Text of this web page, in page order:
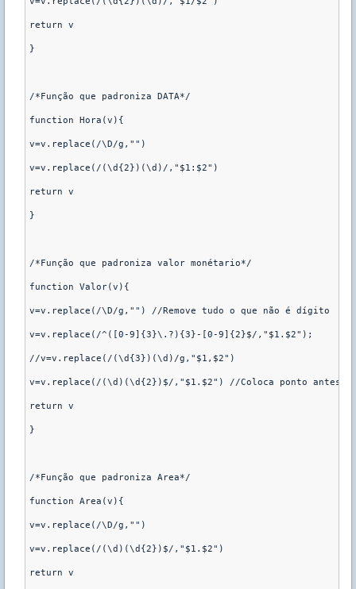
return v
}
/*Função que padroniza DATA*/
function Hora(v){
v=v.replace(/\D/g,"")
v=v.replace(/(\d{2})(\d)/,"$1:$2")
return v
}
/*Função que padroniza valor monétario*/
function Valor(v){
v=v.replace(/\D/g,"") //Remove tudo o que não é dígito
v=v.replace(/^([0-9]{3}\.?){3}-[0-9]{2}$/,"$1.$2");
//v=v.replace(/(\d{3})(\d)/g,"$1,$2")
v=v.replace(/(\d)(\d{2})$/,"$1.$2") //Coloca ponto antes
return v
}
/*Função que padroniza Area*/
function Area(v){
v=v.replace(/\D/g,"")
v=v.replace(/(\d)(\d{2})$/,"$1.$2")
return v